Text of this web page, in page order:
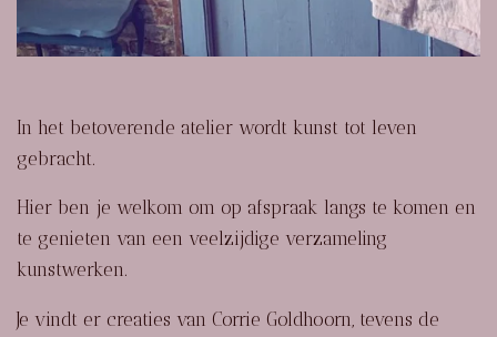
In het betoverende atelier wordt kunst tot leven
gebracht.
Hier ben je welkom om op afspraak langs te komen en
te genieten van een veelzijdige verzameling
kunstwerken.
Je vindt er creaties van Corrie Goldhoorn, tevens de